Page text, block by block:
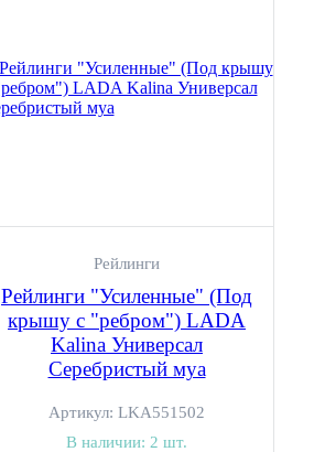
Рейлинги
Рейлинги "Усиленные" (Под
крышу с "ребром") LADA
Kalina Универсал
Серебристый муа
Артикул: LKA551502
В наличии: 2 шт.